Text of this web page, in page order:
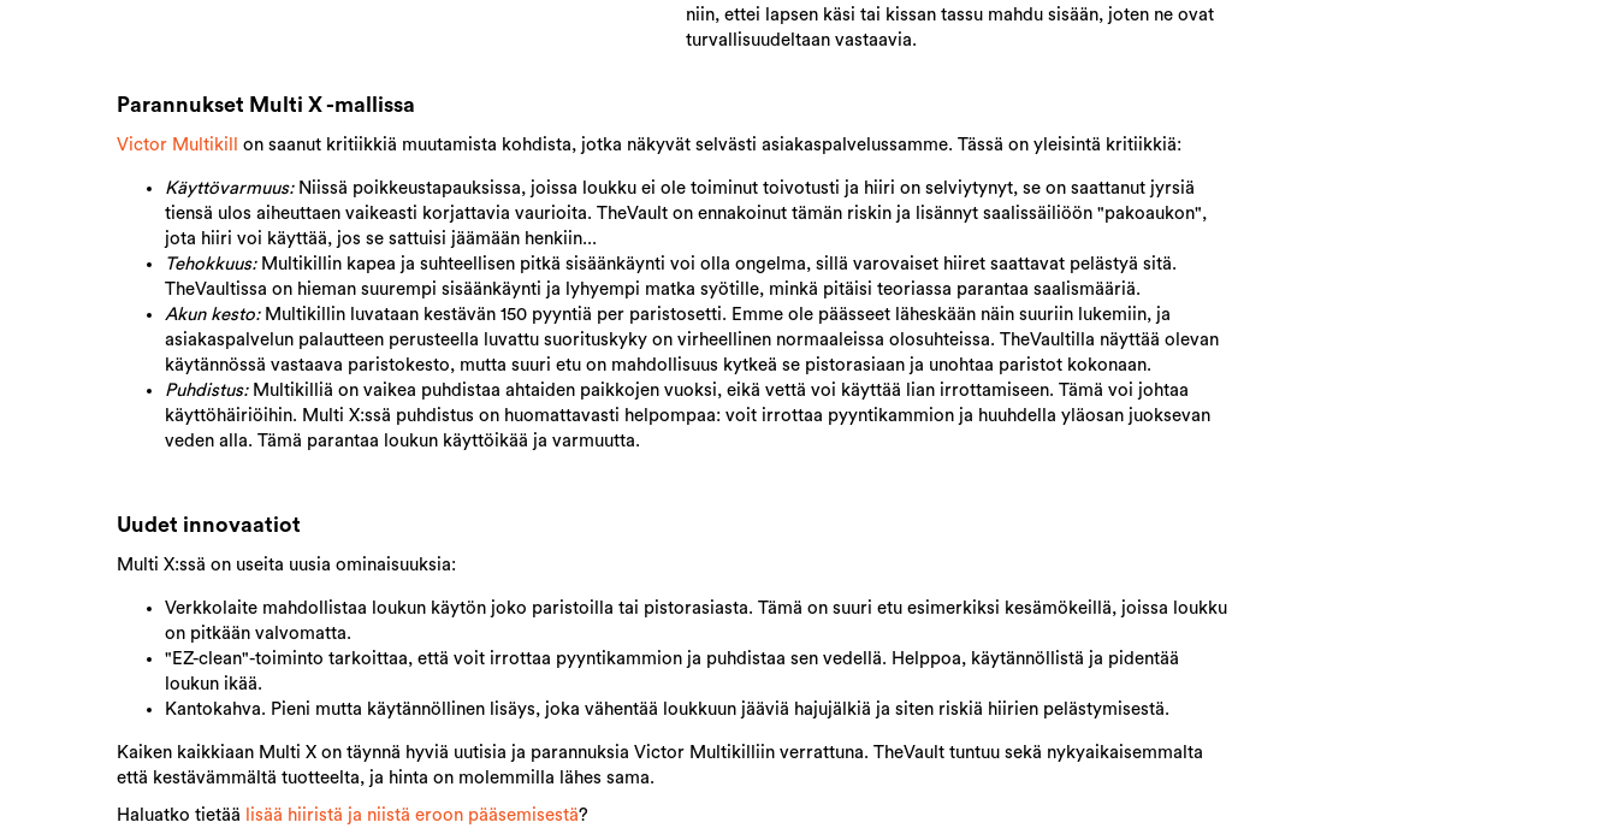
niin, ettei lapsen käsi tai kissan tassu mahdu sisään, joten ne ovat
turvallisuudeltaan vastaavia.
Parannukset Multi X -mallissa
Victor Multikill on saanut kritiikkiä muutamista kohdista, jotka näkyvät selvästi asiakaspalvelussamme. Tässä on yleisintä kritiikkiä:
Käyttövarmuus:Niissä poikkeustapauksissa, joissa loukku ei ole toiminut toivotusti ja hiiri on selviytynyt, se on saattanut jyrsiä
tiensä ulos aiheuttaen vaikeasti korjattavia vaurioita. TheVault on ennakoinut tämän riskin ja lisännyt saalissäiliöön "pakoaukon",
jota hiiri voi käyttää, jos se sattuisi jäämään henkiin...
Tehokkuus:Multikillin kapea ja suhteellisen pitkä sisäänkäynti voi olla ongelma, sillä varovaiset hiiret saattavat pelästyä sitä.
TheVaultissa on hieman suurempi sisäänkäynti ja lyhyempi matka syötille, minkä pitäisi teoriassa parantaa saalismääriä.
Akun kesto:Multikillin luvataan kestävän 150 pyyntiä per paristosetti. Emme ole päässeet läheskään näin suuriin lukemiin, ja
asiakaspalvelun palautteen perusteella luvattu suorituskyky on virheellinen normaaleissa olosuhteissa. TheVaultilla näyttää olevan
käytännössä vastaava paristokesto, mutta suuri etu on mahdollisuus kytkeä se pistorasiaan ja unohtaa paristot kokonaan.
Puhdistus:Multikilliä on vaikea puhdistaa ahtaiden paikkojen vuoksi, eikä vettä voi käyttää lian irrottamiseen. Tämä voi johtaa
käyttöhäiriöihin. Multi X:ssä puhdistus on huomattavasti helpompaa: voit irrottaa pyyntikammion ja huuhdella yläosan juoksevan
veden alla. Tämä parantaa loukun käyttöikää ja varmuutta.
Uudet innovaatiot
Multi X:ssä on useita uusia ominaisuuksia:
Verkkolaite mahdollistaa loukun käytön joko paristoilla tai pistorasiasta. Tämä on suuri etu esimerkiksi kesämökeillä, joissa loukku
on pitkään valvomatta.
"EZ-clean"-toiminto tarkoittaa, että voit irrottaa pyyntikammion ja puhdistaa sen vedellä. Helppoa, käytännöllistä ja pidentää
loukun ikää.
Kantokahva. Pieni mutta käytännöllinen lisäys, joka vähentää loukkuun jääviä hajujälkiä ja siten riskiä hiirien pelästymisestä.
Kaiken kaikkiaan Multi X on täynnä hyviä uutisia ja parannuksia Victor Multikilliin verrattuna. TheVault tuntuu sekä nykyaikaisemmalta
että kestävämmältä tuotteelta, ja hinta on molemmilla lähes sama.
Haluatko tietää lisää hiiristä ja niistä eroon pääsemisestä?